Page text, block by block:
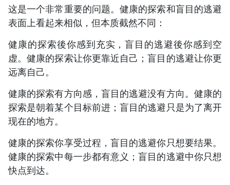
这是一个非常重要的问题。健康的探索和盲目的逃避
表面上看起来相似，但本质截然不同：
健康的探索後你感到充实，盲目的逃避後你感到空
虚。健康的探索让你更靠近自己；盲目的逃避让你更
远离自己。
健康的探索有方向感，盲目的逃避没有方向。健康的
探索是朝着某个目标前进；盲目的逃避只是为了离开
现在的地方。
健康的探索你享受过程，盲目的逃避你只想要结果。
健康的探索中每一步都有意义；盲目的逃避中你只想
快点到达。